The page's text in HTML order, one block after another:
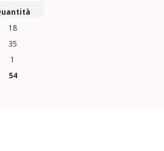
18
35
1
54